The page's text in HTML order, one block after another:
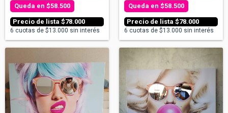
$78.000
$58.500
6 cuotas de $13.000 sin interés
$78.000
$58.500
6 cuotas de $13.000 sin interés